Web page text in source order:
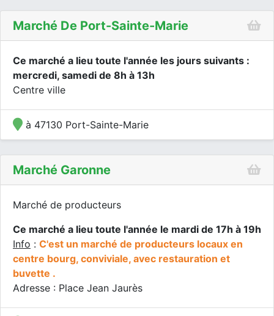
Marché De Port-Sainte-Marie
Ce marché a lieu toute l'année les jours suivants :
mercredi, samedi de 8h à 13h
Centre ville
à 47130 Port-Sainte-Marie
Marché Garonne
Marché de producteurs
Ce marché a lieu toute l'année le mardi de 17h à 19h
Info : C'est un marché de producteurs locaux en
centre bourg, conviviale, avec restauration et
buvette .
Adresse : Place Jean Jaurès